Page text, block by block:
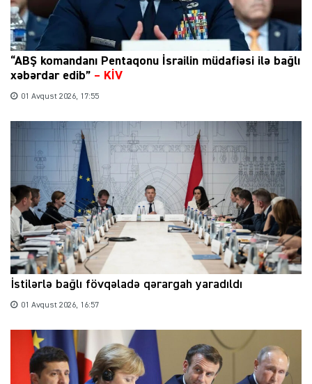
“ABŞ komandanı Pentaqonu İsrailin müdafiəsi ilə bağlı
xəbərdar edib” – KİV
01 Avqust 2026, 17:55
İstilərlə bağlı fövqəladə qərargah yaradıldı
01 Avqust 2026, 16:57